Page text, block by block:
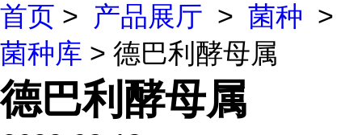
首页 > 产品展厅 > 菌种 >
菌种库 > 德巴利酵母属
德巴利酵母属